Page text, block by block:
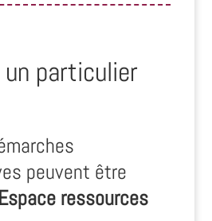
particulier
peuvent être
Espace ressources